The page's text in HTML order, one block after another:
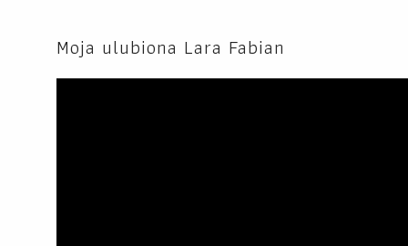
Moja ulubiona Lara Fabian